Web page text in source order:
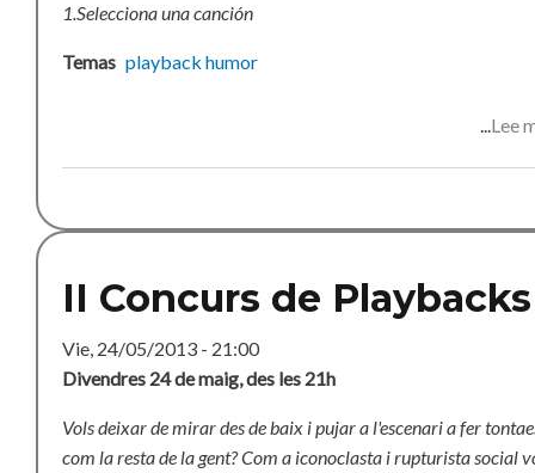
1.Selecciona una canción
Temas playback humor
Lee
II Concurs de Playbacks
Vie, 24/05/2013 - 21:00
Divendres 24 de maig, des les 21h
Vols deixar de mirar des de baix i pujar a l'escenari a fer
com la resta de la gent?Com a iconoclasta i rupturista social